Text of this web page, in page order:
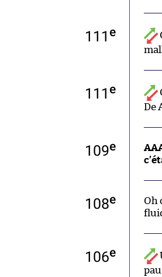
111 e
111 e
De
109e
108e
Oh
106e